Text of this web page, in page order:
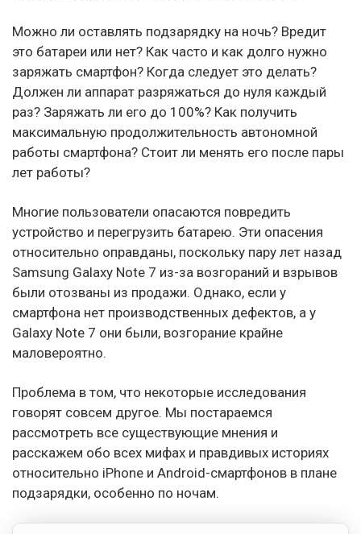
Можно ли оставлять подзарядку на ночь? Вредит
это батареи или нет? Как часто и как долго нужно
заряжать смартфон? Когда следует это делать?
Должен ли аппарат разряжаться до нуля каждый
раз? Заряжать ли его до 100%? Как получить
максимальную продолжительность автономной
работы смартфона? Стоит ли менять его после пары
лет работы?
Многие пользователи опасаются повредить
устройство и перегрузить батарею. Эти опасения
относительно оправданы, поскольку пару лет назад
Samsung Galaxy Note 7 из-за возгораний и взрывов
были отозваны из продажи. Однако, если у
смартфона нет производственных дефектов, а у
Galaxy Note 7 они были, возгорание крайне
маловероятно.
Проблема в том, что некоторые исследования
говорят совсем другое. Мы постараемся
рассмотреть все существующие мнения и
расскажем обо всех мифах и правдивых историях
относительно iPhone и Android-смартфонов в плане
подзарядки, особенно по ночам.